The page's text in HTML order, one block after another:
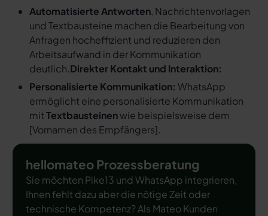
Automatisierte Antworten, Nachrichtenvorlagen
und Textbausteine machen die Bearbeitung von
Anfragen hocheffizient und reduzieren den
Arbeitsaufwand in der Kommunikation
deutlich.Direkter Kontakt und Interaktion:
Personalisierte Kommunikation: WhatsApp
ermöglicht eine personalisierte Kommunikation
mitTextbausteinenwie beispielsweise dem
[Vornamen des Empfängers].
hellomateo Prozessberatung
Sie möchten Pike13 und WhatsApp integrieren,
Ihnen fehlt dazu aber die nötige Zeit oder
technische Kompetenz? Als Mateo Kunden